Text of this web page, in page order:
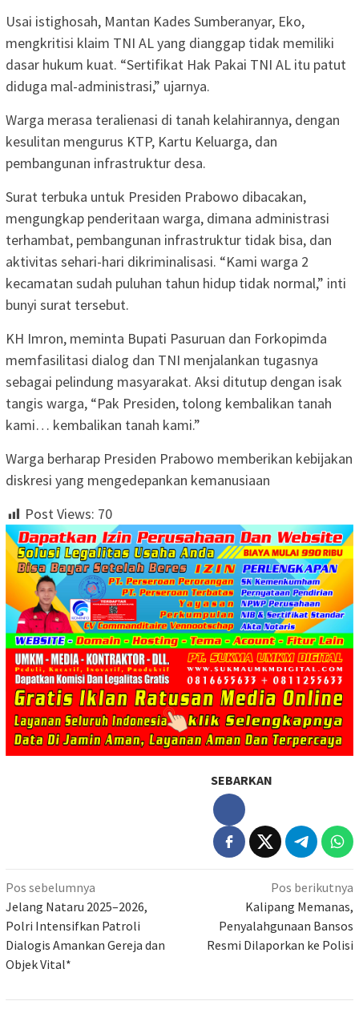
Usai istighosah, Mantan Kades Sumberanyar, Eko,
mengkritisi klaim TNI AL yang dianggap tidak memiliki
dasar hukum kuat. “Sertifikat Hak Pakai TNI AL itu patut
diduga mal-administrasi,” ujarnya.
Warga merasa teralienasi di tanah kelahirannya, dengan
kesulitan mengurus KTP, Kartu Keluarga, dan
pembangunan infrastruktur desa.
Surat terbuka untuk Presiden Prabowo dibacakan,
mengungkap penderitaan warga, dimana administrasi
terhambat, pembangunan infrastruktur tidak bisa, dan
aktivitas sehari-hari dikriminalisasi. “Kami warga 2
kecamatan sudah puluhan tahun hidup tidak normal,” inti
bunyi surat tersebut.
KH Imron, meminta Bupati Pasuruan dan Forkopimda
memfasilitasi dialog dan TNI menjalankan tugasnya
sebagai pelindung masyarakat. Aksi ditutup dengan isak
tangis warga, “Pak Presiden, tolong kembalikan tanah
kami… kembalikan tanah kami.”
Warga berharap Presiden Prabowo memberikan kebijakan
diskresi yang mengedepankan kemanusiaan
Post Views: 70
SEBARKAN
Navigasi
pos
Pos sebelumnya
Jelang Nataru 2025–2026,
Polri Intensifkan Patroli
Dialogis Amankan Gereja dan
Objek Vital*
Pos berikutnya
Kalipang Memanas,
Penyalahgunaan Bansos
Resmi Dilaporkan ke Polisi